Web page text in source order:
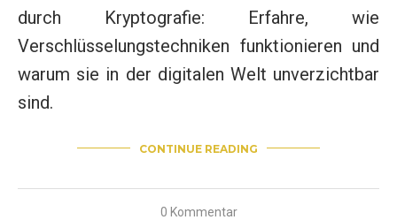
durch Kryptografie: Erfahre, wie
Verschlüsselungstechniken funktionieren und
warum sie in der digitalen Welt unverzichtbar
sind.
CONTINUE READING
0 Kommentar